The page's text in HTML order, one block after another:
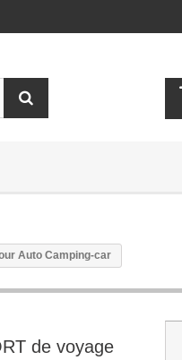
Auto Camping-car
de voyage